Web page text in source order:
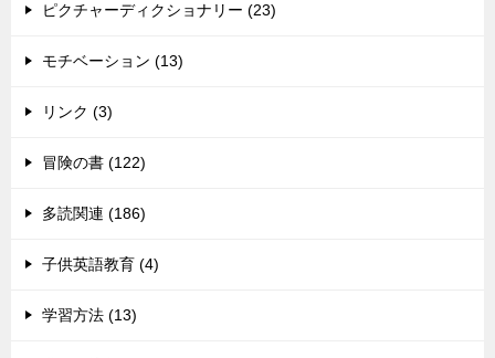
ピクチャーディクショナリー (23)
モチベーション (13)
リンク (3)
冒険の書 (122)
多読関連 (186)
子供英語教育 (4)
学習方法 (13)